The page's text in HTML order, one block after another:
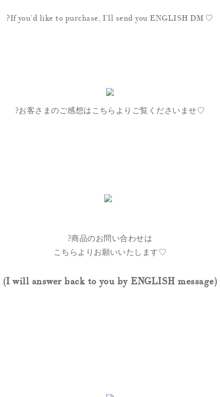
?If you’d like to purchase, I’ll send you ENGLISH DM ♡
?お客さまのご感想はこちらよりご覧くださいませ♡
?商品のお問い合わせは
こちらよりお願いいたします♡
(I will answer back to you by ENGLISH message)